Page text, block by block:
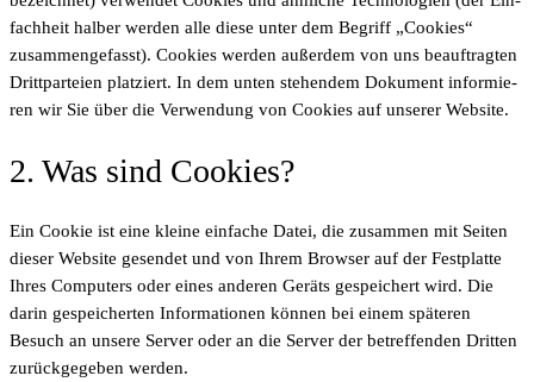
fach­heit hal­ber wer­den alle die­se unter dem Begriff „Coo­kies“
zusam­men­ge­fasst). Coo­kies wer­den außer­dem von uns beauf­trag­ten
Dritt­par­tei­en plat­ziert. In dem unten ste­hen­dem Doku­ment infor­mie­
ren wir Sie über die Ver­wen­dung von Coo­kies auf unse­rer Website.
2. Was sind Cookies?
Ein Coo­kie ist eine klei­ne ein­fa­che Datei, die zusam­men mit Sei­ten
die­ser Web­site gesen­det und von Ihrem Brow­ser auf der Fest­plat­te
Ihres Com­pu­ters oder eines ande­ren Geräts gespei­chert wird. Die
dar­in gespei­cher­ten Infor­ma­tio­nen kön­nen bei einem spä­te­ren
Besuch an unse­re Ser­ver oder an die Ser­ver der betref­fen­den Drit­ten
zurück­ge­ge­ben werden.